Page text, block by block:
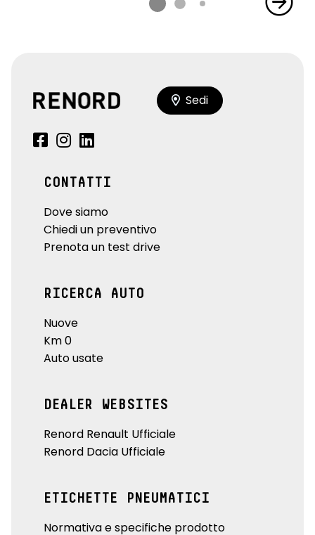
Sedi
CONTATTI
Dove siamo
Chiedi un preventivo
Prenota un test drive
RICERCA AUTO
Nuove
Km 0
Auto usate
DEALER WEBSITES
Renord Renault Ufficiale
Renord Dacia Ufficiale
ETICHETTE PNEUMATICI
Normativa e specifiche prodotto